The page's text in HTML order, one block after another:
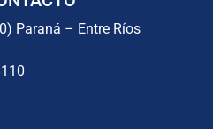
Paraná – Entre Ríos